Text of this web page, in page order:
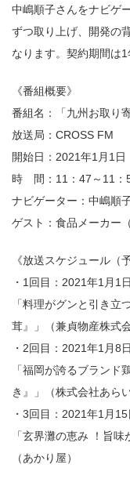
中嶋順子さんをナビゲ
ずつ取り上げ、開発の
なります。契約期間は
《番組概要》
番組名：「九州お取り
放送局：CROSS FM
開始日：2021年1月1
時 間：11：47～11：
ナビゲーター：中嶋順
ゲスト：食品メーカー
《放送スケジュール（
・1回目：2021年1月1
「料理がグンと引き立
茸』」（兼貞物産株式会
・2回目：2021年1月8
「福岡が誇るブランド
き』」（株式会社あらい
・3回目：2021年1月15
「玄界灘の恵み ！旨
（あかり屋）